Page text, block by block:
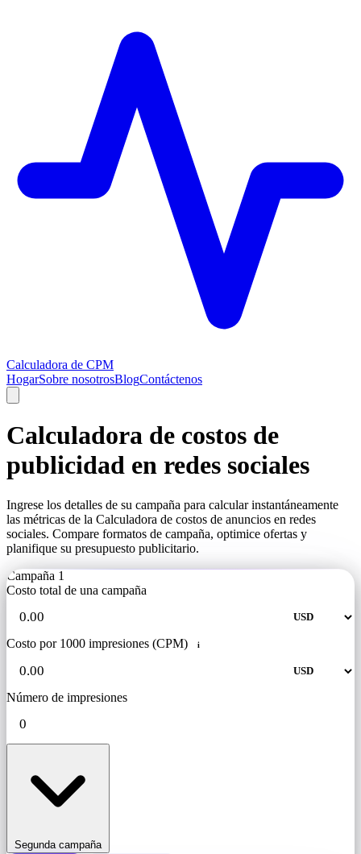
Calculadora de CPM
HogarSobre nosotrosBlogContáctenos
Calculadora de costos de
publicidad en redes sociales
Ingrese los detalles de su campaña para calcular instantáneamente
las métricas de la Calculadora de costos de anuncios en redes
sociales. Compare formatos de campaña, optimice ofertas y
planifique su presupuesto publicitario.
Campaña 1
Costo total de una campaña
Costo por 1000 impresiones (CPM) i
Número de impresiones
Segunda campaña